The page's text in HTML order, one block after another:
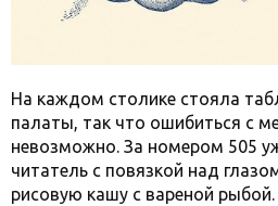
На каждом столике стояла
палаты, так что ошибиться с
невозможно. За номером 505
читатель с повязкой над
рисовую кашу с вареной